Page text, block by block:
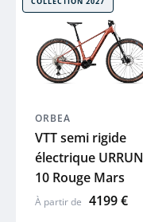
ORBEA
VTT semi rigide
électrique URRUN
10 Rouge Mars
À partir de 4199 €